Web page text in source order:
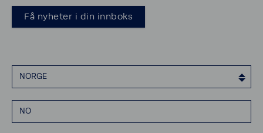
> Cookies
> Personvern
> Erklæring om tilgjengelighet
Få nyheter i din innboks
NORGE
NO